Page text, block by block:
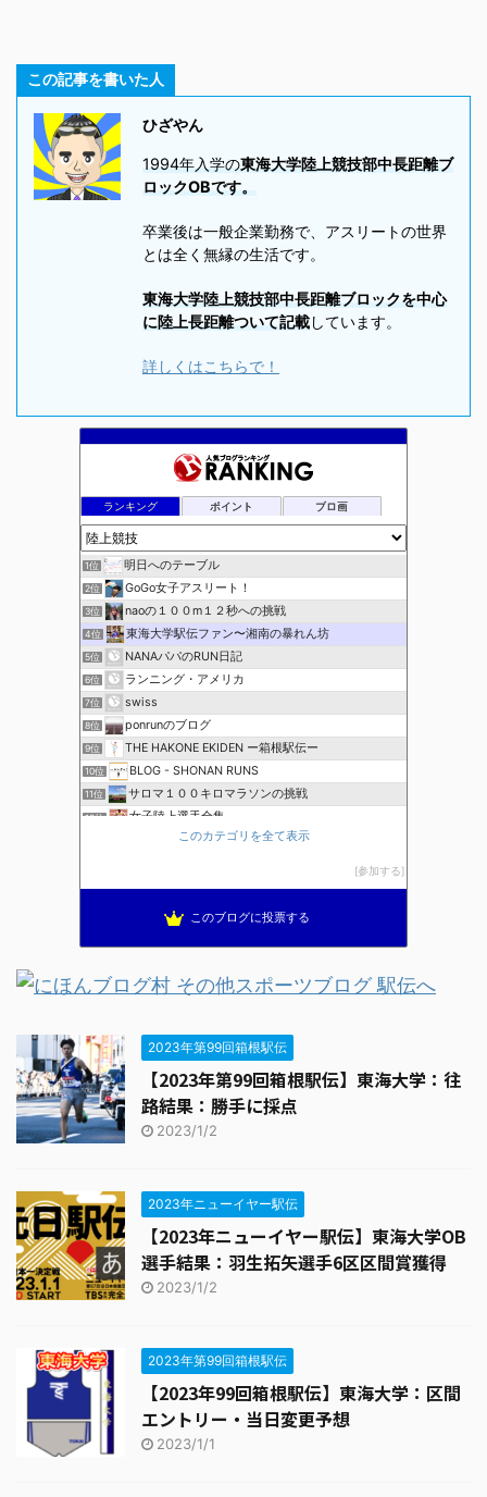
この記事を書いた人
ひざやん
1994年入学の東海大学陸上競技部中長距離ブ
ロックOBです。
卒業後は一般企業勤務で、アスリートの世界
とは全く無縁の生活です。
東海大学陸上競技部中長距離ブロックを中心
に陸上長距離ついて記載しています。
詳しくはこちらで！
ランキング ポイント ブロ画
1位 明日へのテーブル
2位 GoGo女子アスリート！
3位 naoの１００m１２秒への挑戦
4位 東海大学駅伝ファン〜湘南の暴れん坊
5位 NANAパパのRUN日記
6位 ランニング・アメリカ
7位 swiss
8位 ponrunのブログ
9位 THE HAKONE EKIDEN ー箱根駅伝ー
10位 BLOG - SHONAN RUNS
11位 サロマ１００キロマラソンの挑戦
12位 女子陸上選手全集
cool running
福男４度のスプリンターこうちゃん
このカテゴリを全て表示
参加する
このブログに投票する
2023年第99回箱根駅伝
【2023年第99回箱根駅伝】東海大学：往
路結果：勝手に採点
2023/1/2
2023年ニューイヤー駅伝
【2023年ニューイヤー駅伝】東海大学OB
選手結果：羽生拓矢選手6区区間賞獲得
2023/1/2
2023年第99回箱根駅伝
【2023年99回箱根駅伝】東海大学：区間
エントリー・当日変更予想
2023/1/1